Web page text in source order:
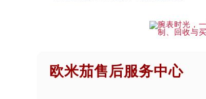
欧米茄售后服务中心